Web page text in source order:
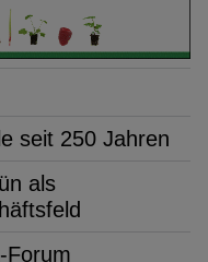
seit 250 Jahren
als
Forum